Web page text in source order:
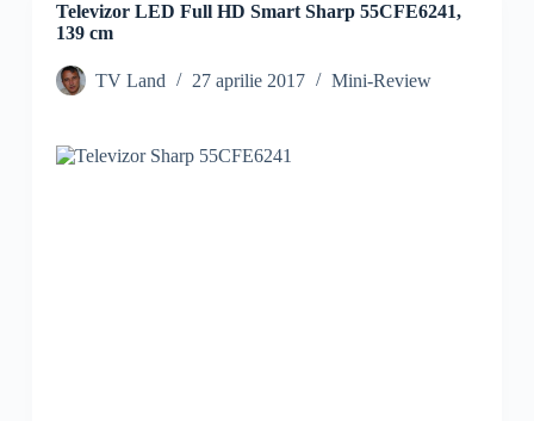
Televizor LED Full HD Smart Sharp 55CFE6241,
139 cm
TV Land 27 aprilie 2017 Mini-Review